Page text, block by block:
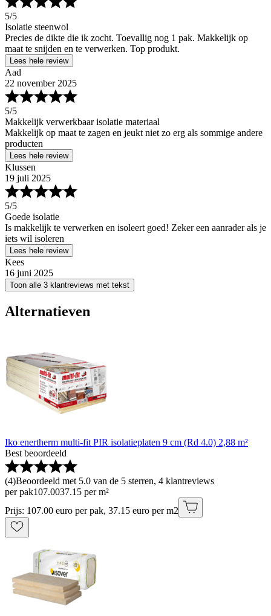
5/5
Isolatie steenwol
Precies de dikte die ik zocht. Toevallig nog 1 pak. Makkelijk op
maat te snijden en te verwerken. Top produkt.
Lees hele review
Aad
22 november 2025
5/5
Makkelijk verwerkbaar isolatie materiaal
Makkelijk op maat te zagen en jeukt niet zo erg als sommige andere
producten
Lees hele review
Klussen
19 juli 2025
5/5
Goede isolatie
Is makkelijk te verwerken en isoleert goed! Zeker een aanrader als je
iets wil isoleren
Lees hele review
Kees
16 juni 2025
Toon alle 3 klantreviews met tekst
Alternatieven
Iko enertherm multi-fit PIR isolatieplaten 9 cm (Rd 4.0) 2,88 m²
Best beoordeeld
(4)Beoordeeld met 5.0 van de 5 sterren, 4 klantreviews
per pak107.0037.15 per m²
Prijs: 107.00 euro per pak, 37.15 euro per m2